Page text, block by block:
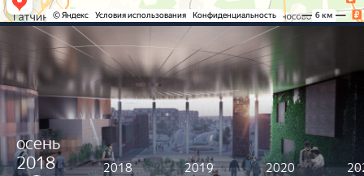
осень
2018
2018 2019 2020